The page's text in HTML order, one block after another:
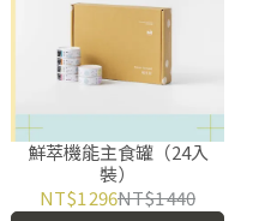
鮮萃機能主食罐（24入
裝）
NT$1 296NT$1 440